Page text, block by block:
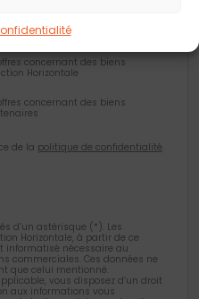
concernant des biens
Horizontale
concernant des biens
de la politique de confidentialité
d’un astérisque (*). Les
Horizontale, à partir de ce
informatisé nécessaire au
commerciales. Ces données ne
que celui mentionné.
vous disposez d’un droit
aux informations vous